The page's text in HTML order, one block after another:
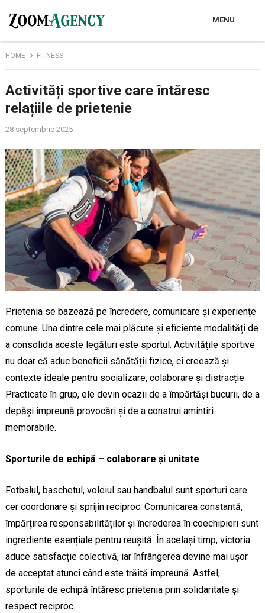
MENU
HOME FITNESS
Activități sportive care întăresc
relațiile de prietenie
28 septembrie 2025
Prietenia se bazează pe încredere, comunicare și experiențe
comune. Una dintre cele mai plăcute și eficiente modalități de
a consolida aceste legături este sportul. Activitățile sportive
nu doar că aduc beneficii sănătății fizice, ci creează și
contexte ideale pentru socializare, colaborare și distracție.
Practicate în grup, ele devin ocazii de a împărtăși bucurii, de a
depăși împreună provocări și de a construi amintiri
memorabile.
Sporturile de echipă – colaborare și unitate
Fotbalul, baschetul, voleiul sau handbalul sunt sporturi care
cer coordonare și sprijin reciproc. Comunicarea constantă,
împărțirea responsabilităților și încrederea în coechipieri sunt
ingrediente esențiale pentru reușită. În același timp, victoria
aduce satisfacție colectivă, iar înfrângerea devine mai ușor
de acceptat atunci când este trăită împreună. Astfel,
sporturile de echipă întăresc prietenia prin solidaritate și
respect reciproc.